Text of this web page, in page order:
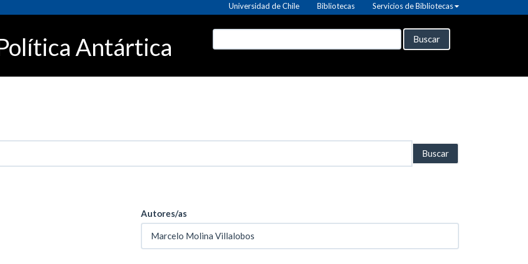
Universidad de Chile Bibliotecas Servicios de Bibliotecas
Antártica Buscar
Autores/as